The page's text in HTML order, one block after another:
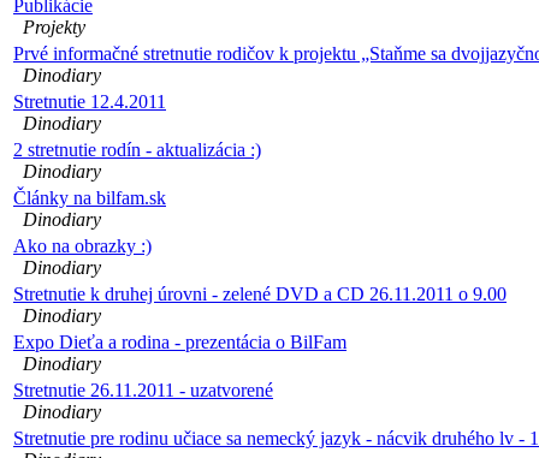
Publikácie
Projekty
Prvé informačné stretnutie rodičov k projektu „Staňme sa
Dinodiary
Stretnutie 12.4.2011
Dinodiary
2 stretnutie rodín - aktualizácia :)
Dinodiary
Články na bilfam.sk
Dinodiary
Ako na obrazky :)
Dinodiary
Stretnutie k druhej úrovni - zelené DVD a CD 26.11.2011 o 9.00
Dinodiary
Expo Dieťa a rodina - prezentácia o BilFam
Dinodiary
Stretnutie 26.11.2011 - uzatvorené
Dinodiary
Stretnutie pre rodinu učiace sa nemecký jazyk - nácvik druhého lv -